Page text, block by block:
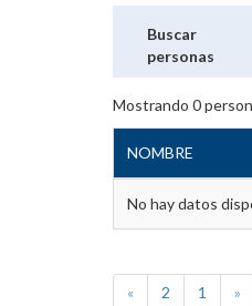
Buscar
personas
Mostrando 0
NOMBRE
No hay datos
« 2 1 »